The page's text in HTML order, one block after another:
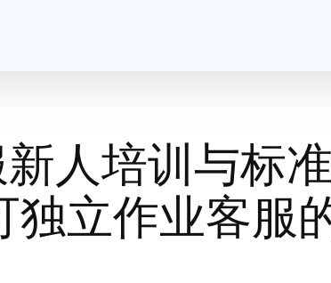
人培训与标
独立作业客服